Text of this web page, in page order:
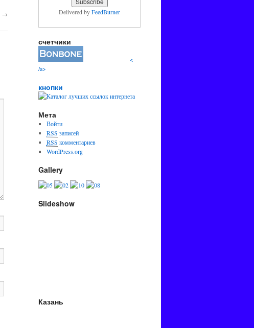
→ Delivered byFeedBurner
счетчики
<
/a>
кнопки
Мета
Войти
RSS записей
RSS комментариев
WordPress.org
Gallery
Slideshow
Казань